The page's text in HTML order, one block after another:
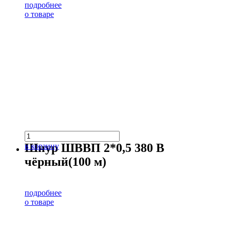
подробнее
о товаре
в корзину
Шнур ШВВП 2*0,5 380 В
чёрный(100 м)
подробнее
о товаре